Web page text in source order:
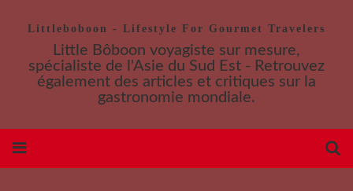
Littleboboon - Lifestyle For Gourmet Travelers
Little Bôboon voyagiste sur mesure,
spécialiste de l'Asie du Sud Est - Retrouvez
également des articles et critiques sur la
gastronomie mondiale.